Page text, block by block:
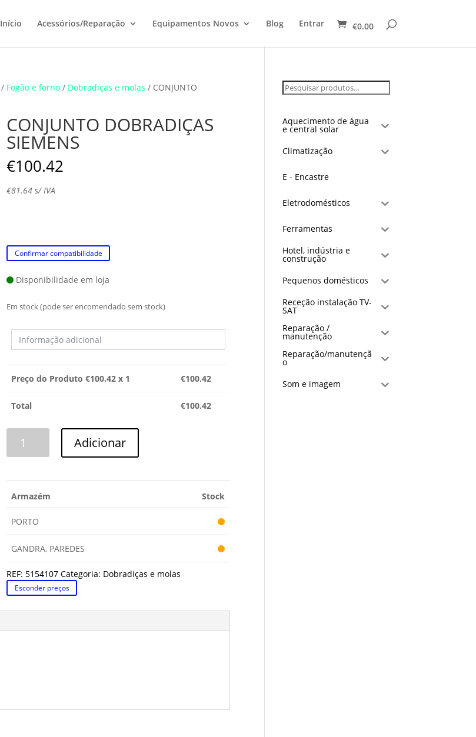
Início Acessórios/Reparação Equipamentos Novos Blog Entrar €0.00
/ Fogão e forno / Dobradiças e molas / CONJUNTO
CONJUNTO DOBRADIÇAS
SIEMENS
€100.42
€81.64 s/ IVA
Confirmar compatibilidade
Disponibilidade em loja
Em stock (pode ser encomendado sem stock)
Preço do Produto €100.42 x 1 €100.42
Total €100.42
Adicionar
Armazém Stock
PORTO
GANDRA, PAREDES
REF: 5154107 Categoria: Dobradiças e molas
Esconder preços
Aquecimento de água
e central solar
Climatização
E - Encastre
Eletrodomésticos
Ferramentas
Hotel, indústria e
construção
Pequenos domésticos
Receção instalação TV-
SAT
Reparação /
manutenção
Reparação/manutençã
o
Som e imagem